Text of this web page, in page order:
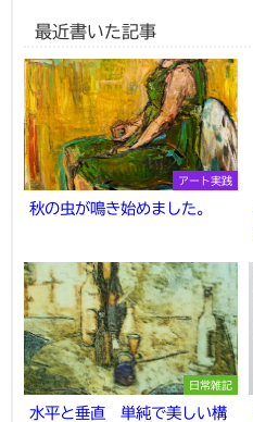
最近書いた記事
アート実践
秋の虫が鳴き始めました。
日常雑記
水平と垂直 単純で美しい構